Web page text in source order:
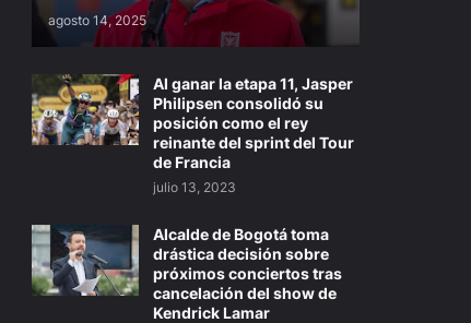
agosto 14, 2025
Al ganar la etapa 11, Jasper
Philipsen consolidó su
posición como el rey
reinante del sprint del Tour
de Francia
julio 13, 2023
Alcalde de Bogotá toma
drástica decisión sobre
próximos conciertos tras
cancelación del show de
Kendrick Lamar